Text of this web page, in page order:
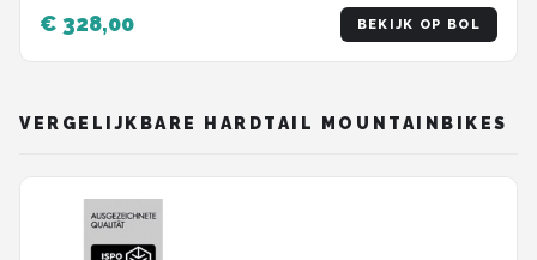
€ 328,00 BEKIJK OP BOL
VERGELIJKBARE HARDTAIL MOUNTAINBIKES